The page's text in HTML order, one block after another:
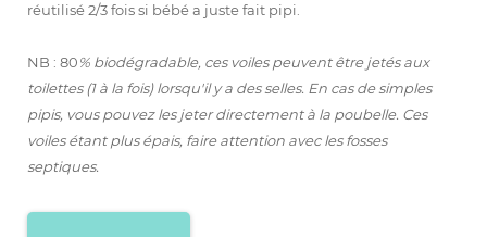
réutilisé 2/3 fois si bébé a juste fait pipi.
NB : 80% biodégradable, ces voiles peuvent être jetés aux
toilettes (1 à la fois) lorsqu'il y a des selles. En cas de simples
pipis, vous pouvez les jeter directement à la poubelle. Ces
voiles étant plus épais, faire attention avec les fosses
septiques.